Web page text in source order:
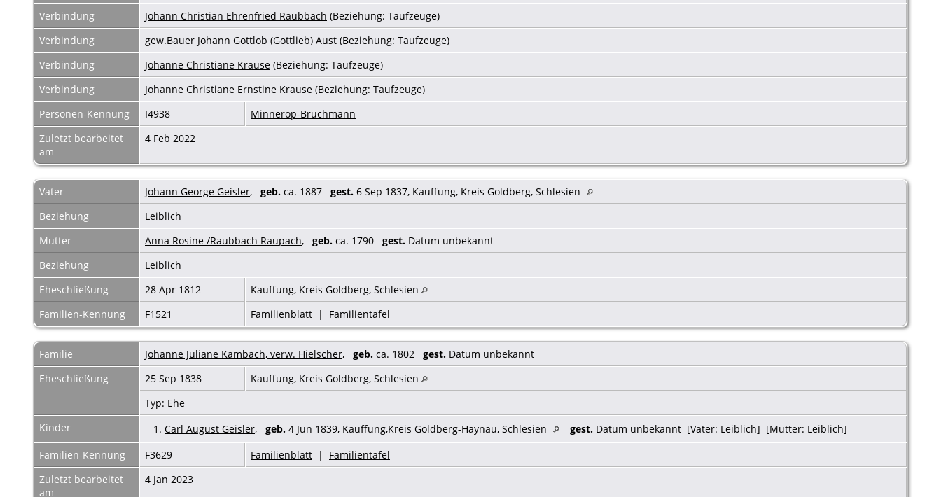
Verbindung
Johann Christian Ehrenfried Raubbach (Beziehung: Taufzeuge)
Verbindung
gew.Bauer Johann Gottlob (Gottlieb) Aust (Beziehung: Taufzeuge)
Verbindung
Johanne Christiane Krause (Beziehung: Taufzeuge)
Verbindung
Johanne Christiane Ernstine Krause (Beziehung: Taufzeuge)
Personen-Kennung
I4938
Minnerop-Bruchmann
Zuletzt bearbeitet
am
4 Feb 2022
Vater Johann George Geisler, geb. ca. 1887 gest. 6 Sep 1837, Kauffung, Kreis Goldberg, Schlesien
Beziehung
Leiblich
Mutter
Anna Rosine /Raubbach Raupach, geb. ca. 1790 gest. Datum unbekannt
Beziehung
Leiblich
Eheschließung
28 Apr 1812
Kauffung, Kreis Goldberg, Schlesien
Familien-Kennung
F1521 Familienblatt | Familientafel
Familie Johanne Juliane Kambach, verw. Hielscher, geb. ca. 1802 gest. Datum unbekannt
Eheschließung
25 Sep 1838
Kauffung, Kreis Goldberg, Schlesien
Typ: Ehe
Kinder
1. Carl August Geisler, geb. 4 Jun 1839, Kauffung,Kreis Goldberg-Haynau, Schlesien gest. Datum unbekannt [Vater: Leiblich] [Mutter: Leiblich]
Familien-Kennung
F3629 Familienblatt | Familientafel
Zuletzt bearbeitet
am
4 Jan 2023